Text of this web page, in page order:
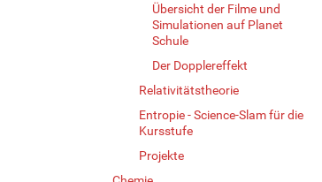
Übersicht der Filme und
Simulationen auf Planet
Schule
Der Dopplereffekt
Relativitätstheorie
Entropie - Science-Slam für die
Kursstufe
Projekte